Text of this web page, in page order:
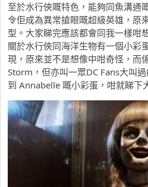
至於水行俠嘅特色，能夠同魚溝通
令佢成為異常搶眼嘅超級英雄，原
型。大家睇完應該都會同我一樣咁
關於水行俠同海洋生物有一個小彩
現，原來並不是想像中咁奇怪，而
Storm，但亦叫一眾DC Fans大叫
到 Annabelle 嘅小彩蛋，咁就睇下